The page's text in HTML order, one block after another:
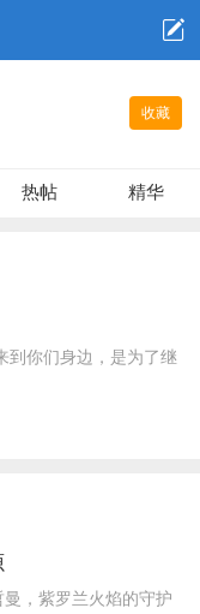
收藏
热帖 精华
到你们身边，是为了继
曼，紫罗兰火焰的守护